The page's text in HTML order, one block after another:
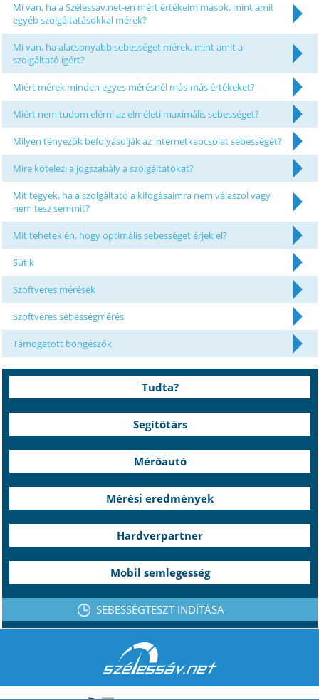
Mi van, ha a Szélessáv.net-en mért értékeim mások, mint amit
egyéb szolgáltatásokkal mérek?
Mi van, ha alacsonyabb sebességet mérek, mint amit a
szolgáltató ígért?
Miért mérek minden egyes mérésnél más-más értékeket?
Miért nem tudom elérni az elméleti maximális sebességet?
Milyen tényezők befolyásolják az internetkapcsolat sebességét?
Mire kötelezi a jogszabály a szolgáltatókat?
Mit tegyek, ha a szolgáltató a kifogásaimra nem válaszol vagy
nem tesz semmit?
Mit tehetek én, hogy optimális sebességet érjek el?
Sütik
Szoftveres mérések
Szoftveres sebességmérés
Támogatott böngészők
Tudta?
Segítőtárs
Mérőautó
Mérési eredmények
Hardverpartner
Mobil semlegesség
SEBESSÉGTESZT INDÍTÁSA